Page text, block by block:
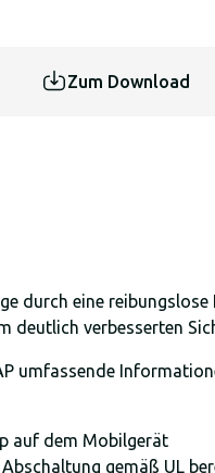
Zum Download
durch eine
verbesserten
umfassende
auf dem Mobilgerät
gemäß UL